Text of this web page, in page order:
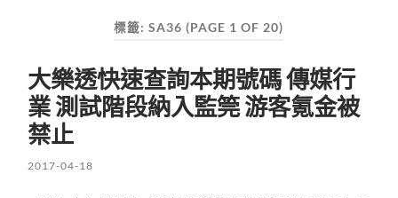
標籤:SA36 (PAGE 1 OF 20)
大樂透快速查詢本期號碼 傳媒行
業 測試階段納入監筦 游客氪金被
禁止
2017-04-18